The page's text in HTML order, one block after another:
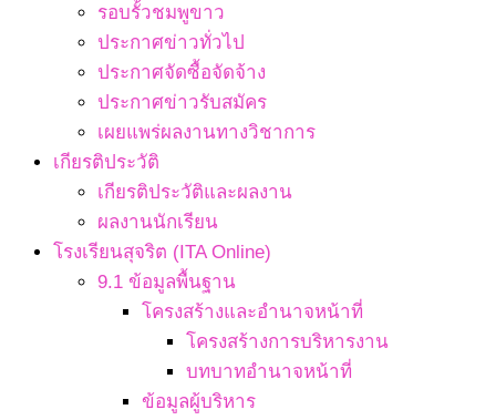
รอบรั้วชมพูขาว
ประกาศข่าวทั่วไป
ประกาศจัดซื้อจัดจ้าง
ประกาศข่าวรับสมัคร
เผยแพร่ผลงานทางวิชาการ
เกียรติประวัติ
เกียรติประวัติและผลงาน
ผลงานนักเรียน
โรงเรียนสุจริต (ITA Online)
9.1 ข้อมูลพื้นฐาน
โครงสร้างและอำนาจหน้าที่
โครงสร้างการบริหารงาน
บทบาทอำนาจหน้าที่
ข้อมูลผู้บริหาร